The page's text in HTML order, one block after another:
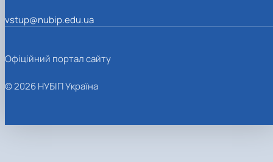
vstup@nubip.edu.ua
Офіційний портал сайту
© 2026 НУБІП Україна